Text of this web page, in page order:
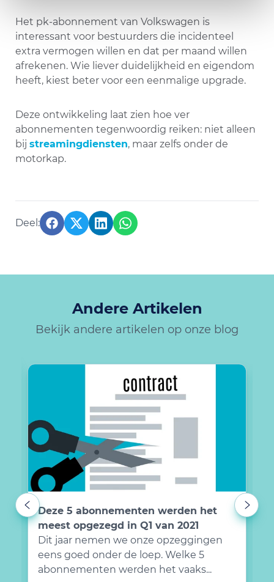
Het pk-abonnement van Volkswagen is
interessant voor bestuurders die incidenteel
extra vermogen willen en dat per maand willen
afrekenen. Wie liever duidelijkheid en eigendom
heeft, kiest beter voor een eenmalige upgrade.
Deze ontwikkeling laat zien hoe ver
abonnementen tegenwoordig reiken: niet alleen
bij streamingdiensten, maar zelfs onder de
motorkap.
Andere Artikelen
Bekijk andere artikelen op onze blog
Deze 5 abonnementen werden het
meest opgezegd in Q1 van 2021
Dit jaar nemen we onze opzeggingen
eens goed onder de loep. Welke 5
abonnementen werden het vaaks...